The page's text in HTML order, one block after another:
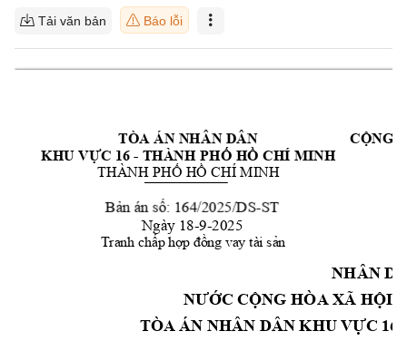
Tải văn bản Báo lỗi
TÒA ÁN NHÂN DÂN
KHU VỰC 16 - THÀNH PHỐ HỒ CHÍ MINH
    
CỘNG
   
 
      
NHÂN
NƯỚC CỘNG HÒA XÃ HỘI
TÒA ÁN NHÂN DÂN KHU VỰC 16,